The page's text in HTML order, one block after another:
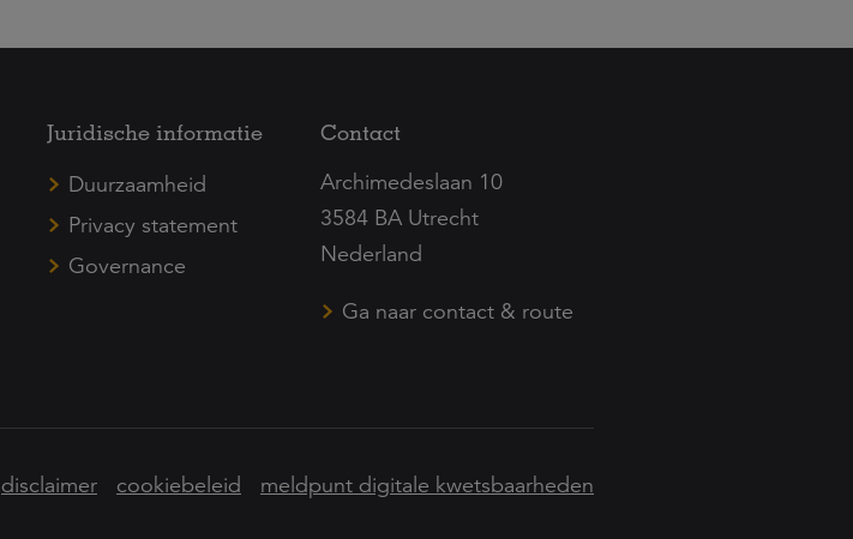
Juridische informatie
Duurzaamheid
Privacy statement
Governance
Contact
Archimedeslaan 10
3584 BA Utrecht
Nederland
Ga naar contact & route
disclaimer cookiebeleid meldpunt digitale kwetsbaarheden